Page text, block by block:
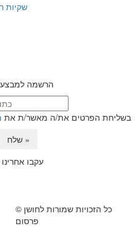
שקיות
הרשמה
בשליחת הפרטים את/ה מאשר/ת את
שלח »
עקבו
© כל הזכויות שמורות לחושן
פרסום